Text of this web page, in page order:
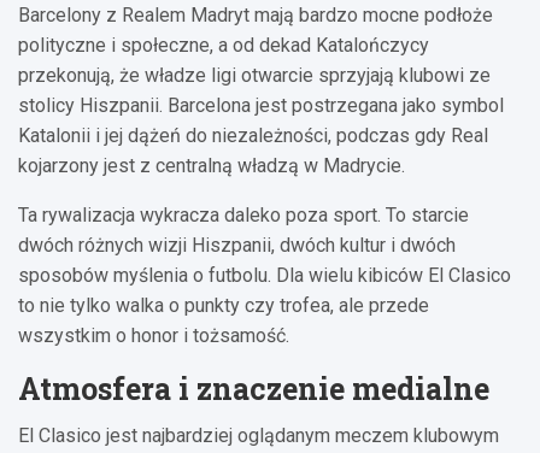
Barcelony z Realem Madryt mają bardzo mocne podłoże
polityczne i społeczne, a od dekad Katalończycy
przekonują, że władze ligi otwarcie sprzyjają klubowi ze
stolicy Hiszpanii. Barcelona jest postrzegana jako symbol
Katalonii i jej dążeń do niezależności, podczas gdy Real
kojarzony jest z centralną władzą w Madrycie.
Ta rywalizacja wykracza daleko poza sport. To starcie
dwóch różnych wizji Hiszpanii, dwóch kultur i dwóch
sposobów myślenia o futbolu. Dla wielu kibiców El Clasico
to nie tylko walka o punkty czy trofea, ale przede
wszystkim o honor i tożsamość.
Atmosfera i znaczenie medialne
El Clasico jest najbardziej oglądanym meczem klubowym